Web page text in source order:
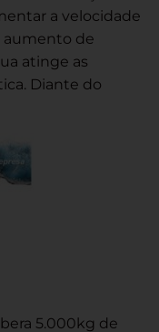
a velocidade
aumento de
atinge as
Diante do
5.000kg de